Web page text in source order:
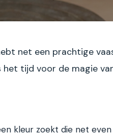
net een prachtige
het tijd voor de magie
kleur zoekt die net